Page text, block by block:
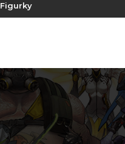
Figurky